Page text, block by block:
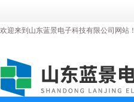
欢迎来到山东蓝景电子科技有限公司网站！